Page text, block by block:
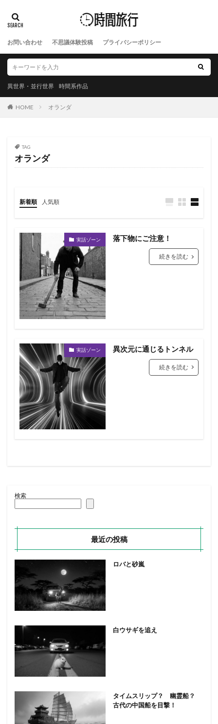
お問い合わせ 不思議体験投稿 プライバシーポリシー
異世界・並行世界 時間系作品
HOME オランダ
TAG
オランダ
新着順 人気順
実話ゾーン 落下物にご注意！
続きを読む
実話ゾーン 異次元に通じるトンネル
続きを読む
検索
最近の投稿
ロバと砂嵐
白ウサギを追え
タイムスリップ？ 幽霊船？
古代の中国船を目撃！